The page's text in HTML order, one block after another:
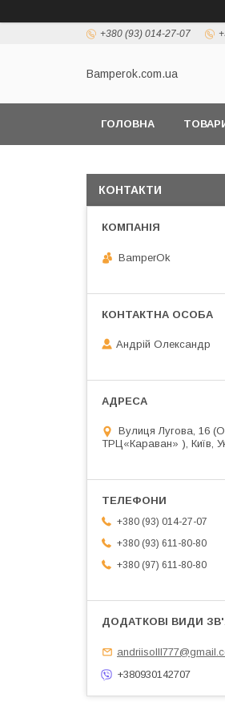
+380 (93) 014-27-07
Bamperok.com.ua
ГОЛОВНА
КОНТАКТИ
BamperOk
Андрій Олександр
Вулиця Лугова, 16
ТРЦ«Караван» ), Київ,
+380 (93) 014-27-07
+380 (93) 611-80-80
+380 (97) 611-80-80
+380930142707